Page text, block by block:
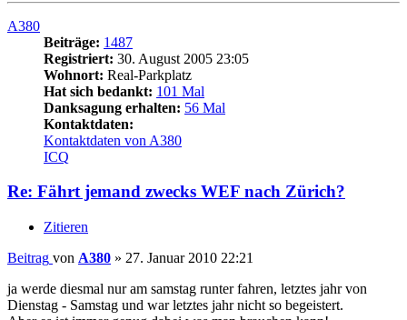
A380
Beiträge: 1487
Registriert: 30. August 2005 23:05
Wohnort: Real-Parkplatz
Hat sich bedankt: 101 Mal
Danksagung erhalten: 56 Mal
Kontaktdaten:
Kontaktdaten von A380
ICQ
Re: Fährt jemand zwecks WEF nach Zürich?
Zitieren
Beitrag von A380 » 27. Januar 2010 22:21
ja werde diesmal nur am samstag runter fahren, letztes jahr von
Dienstag - Samstag und war letztes jahr nicht so begeistert.